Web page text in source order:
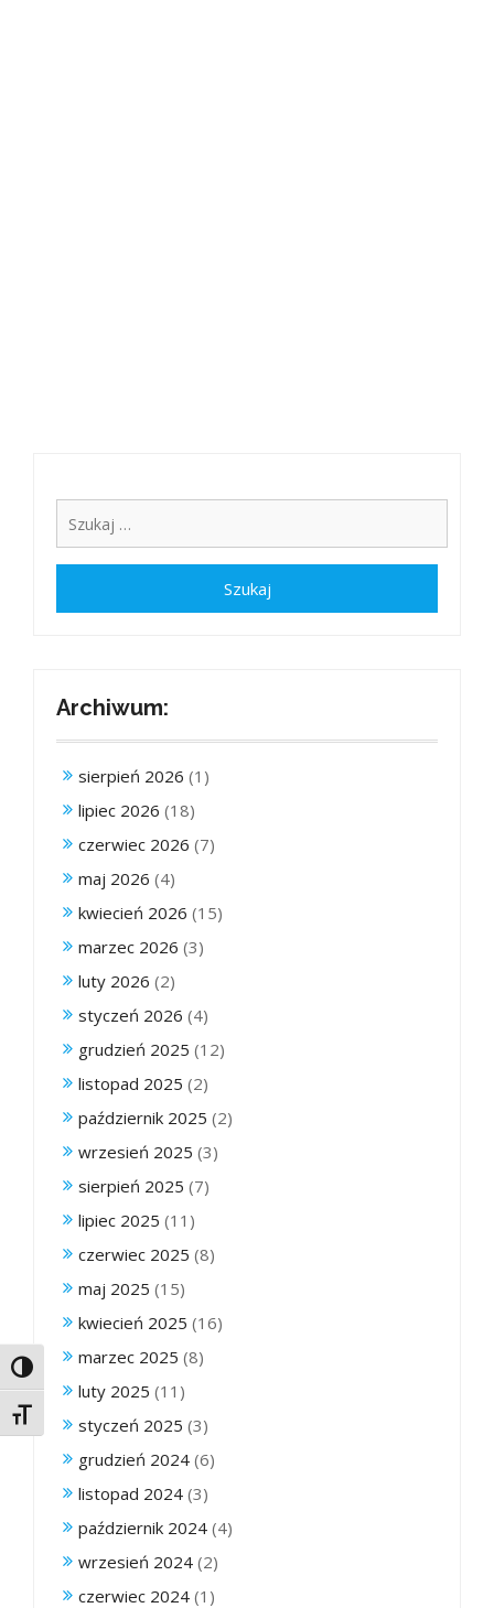
Toggle High Contrast
Toggle Font size
Archiwum:
sierpień 2026 (1)
lipiec 2026 (18)
czerwiec 2026 (7)
maj 2026 (4)
kwiecień 2026 (15)
marzec 2026 (3)
luty 2026 (2)
styczeń 2026 (4)
grudzień 2025 (12)
listopad 2025 (2)
październik 2025 (2)
wrzesień 2025 (3)
sierpień 2025 (7)
lipiec 2025 (11)
czerwiec 2025 (8)
maj 2025 (15)
kwiecień 2025 (16)
marzec 2025 (8)
luty 2025 (11)
styczeń 2025 (3)
grudzień 2024 (6)
listopad 2024 (3)
październik 2024 (4)
wrzesień 2024 (2)
czerwiec 2024 (1)